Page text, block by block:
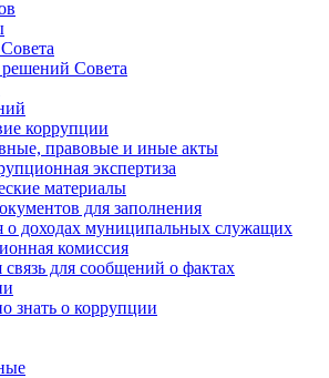
Совета
коррупции
правовые и иные акты
экспертиза
материалы
для заполнения
о доходах муниципальных служащих
комиссия
связь для сообщений о фактах
знать о коррупции